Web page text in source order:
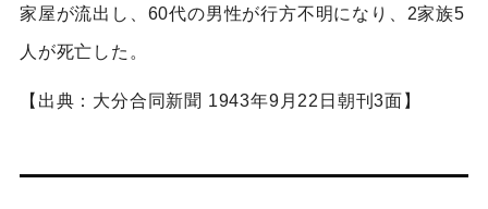
家屋が流出し、60代の男性が行方不明になり、2家族5
人が死亡した。
【出典：大分合同新聞 1943年9月22日朝刊3面】